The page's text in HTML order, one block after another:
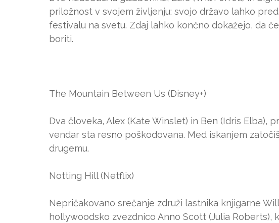
priložnost v svojem življenju: svojo državo lahko
festivalu na svetu. Zdaj lahko končno dokažejo, da
boriti.
The Mountain Between Us (Disney+)
Dva človeka, Alex (Kate Winslet) in Ben (Idris Elba),
vendar sta resno poškodovana. Med iskanjem
drugemu.
Notting Hill (Netflix)
Nepričakovano srečanje združi lastnika knjigarne
hollywoodsko zvezdnico Anno Scott (Julia Roberts),